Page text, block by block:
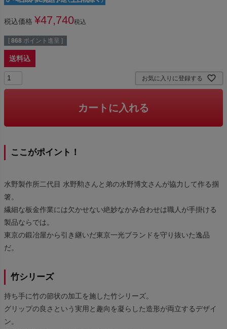
税込価格 ¥47,740税込
[ 868 ポイント進呈 ]
送料込
お気に入りに登録する
カートに入れる
ここがポイント！
水野製作所二代目 水野勲さんと弟の水野博文さんが協力して作る掴
箸。
繊細な板金作業には欠かせない絶妙なかみ合わせは職人が手掛ける
製品ならでは。
東京の鍛冶屋から引き継いだ東京一光ブランドを守り抜いた逸品
だ。
竹シリーズ
持ち手に竹の節状の加工を施した竹シリーズ。
グリップの良さという実用と趣向を凝らした造形が両立するデザイ
ン。